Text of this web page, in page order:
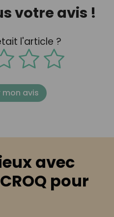
votre avis !
l'article ?
mon avis
avec
pour